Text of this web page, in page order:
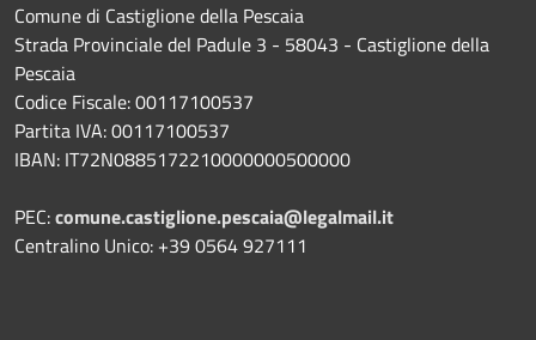
Comune di Castiglione della Pescaia
Strada Provinciale del Padule 3 - 58043 - Castiglione della
Pescaia
Codice Fiscale: 00117100537
Partita IVA: 00117100537
IBAN: IT72N0885172210000000500000
PEC:comune.castiglione.pescaia@legalmail.it
Centralino Unico: +39 0564 927111